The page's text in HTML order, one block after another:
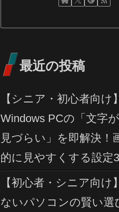
最近の投稿
【シニア・初心者向け】
Windows PCの「文字
見づらい」を即解決！
的に見やすくする設定
【初心者・シニア向け
ないパソコンの賢い選